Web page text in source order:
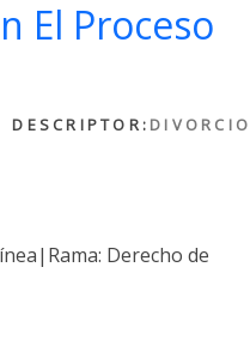
El Proceso
DESCRIPTOR: DIVORCIO
Derecho de